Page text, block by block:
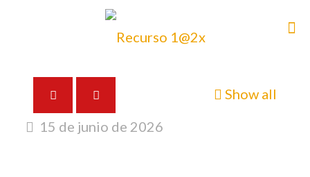
Show all
15 de junio de 2026